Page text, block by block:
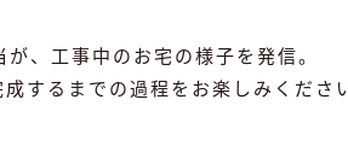
、工事中のお宅の様子を発信。
するまでの過程をお楽しみくださ